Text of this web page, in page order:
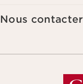
Nous contacter